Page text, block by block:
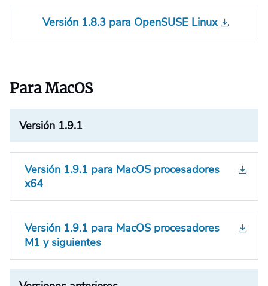
Versión 1.8.3 para OpenSUSE Linux
Para MacOS
Versión 1.9.1
Versión 1.9.1 para MacOS procesadores
x64
Versión 1.9.1 para MacOS procesadores
M1 y siguientes